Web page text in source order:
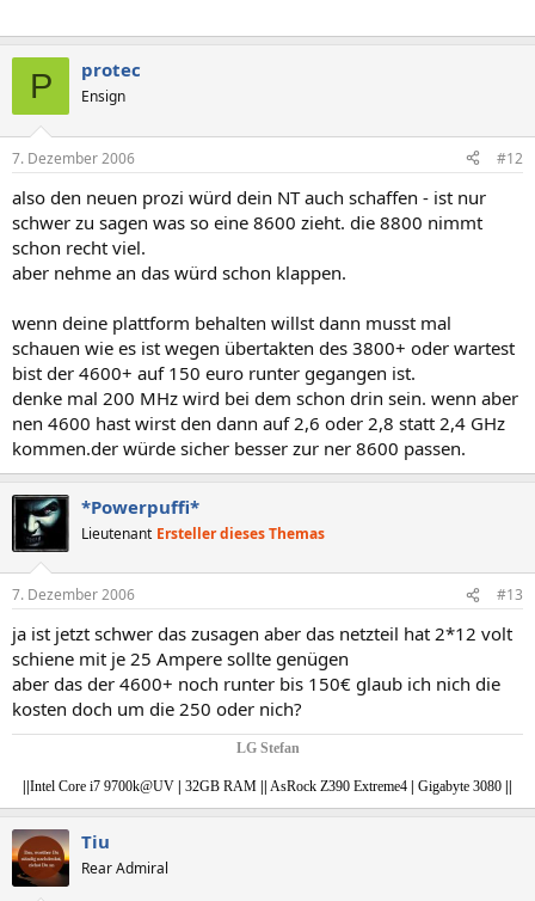
P protec
Ensign
7. Dezember 2006 #12
also den neuen prozi würd dein NT auch schaffen - ist nur
schwer zu sagen was so eine 8600 zieht. die 8800 nimmt
schon recht viel.
aber nehme an das würd schon klappen.
wenn deine plattform behalten willst dann musst mal
schauen wie es ist wegen übertakten des 3800+ oder wartest
bist der 4600+ auf 150 euro runter gegangen ist.
denke mal 200 MHz wird bei dem schon drin sein. wenn aber
nen 4600 hast wirst den dann auf 2,6 oder 2,8 statt 2,4 GHz
kommen.der würde sicher besser zur ner 8600 passen.
*Powerpuffi*
Lieutenant Ersteller dieses Themas
7. Dezember 2006 #13
ja ist jetzt schwer das zusagen aber das netzteil hat 2*12 volt
schiene mit je 25 Ampere sollte genügen
aber das der 4600+ noch runter bis 150€ glaub ich nich die
kosten doch um die 250 oder nich?
LG Stefan
Intel Core i7 9700k@UV 32GB RAM AsRock Z390 Extreme4 Gigabyte 3080
Tiu
Rear Admiral